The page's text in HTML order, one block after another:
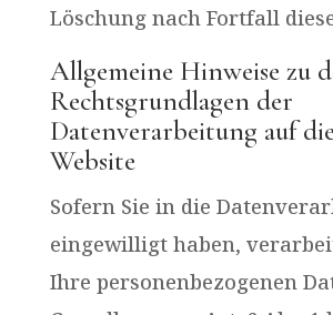
Löschung nach Fortfall
Allgemeine Hinweise zu
Rechtsgrundlagen der
Datenverarbeitung auf
Website
Sofern Sie in die
eingewilligt haben,
Ihre personenbezogenen